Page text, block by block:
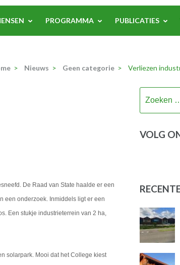
PROGRAMMA PUBLICATIES
> Nieuws > Geen categorie > Verliezen
De Raad van State haalde er een
een onderzoek. Inmiddels ligt er een
Een stukje industrieterrein van 2 ha,
solarpark. Mooi dat het College kiest
VOLG